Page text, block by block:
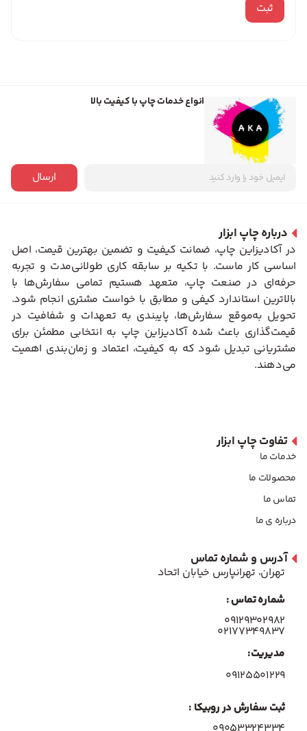
انواع خدمات چاپ با کیفیت بالا
ارسال
درباره چاپ ابزار
در آکادیزاین چاپ، ضمانت کیفیت و تضمین بهترین قیمت، اصل
اساسی کار ماست. با تکیه بر سابقه کاری طولانی‌مدت و تجربه
حرفه‌ای در صنعت چاپ، متعهد هستیم تمامی سفارش‌ها با
بالاترین استاندارد کیفی و مطابق با خواست مشتری انجام شود.
تحویل به‌موقع سفارش‌ها، پایبندی به تعهدات و شفافیت در
قیمت‌گذاری باعث شده آکادیزاین چاپ به انتخابی مطمئن برای
مشتریانی تبدیل شود که به کیفیت، اعتماد و زمان‌بندی اهمیت
می‌دهند.
تفاوت چاپ ابزار
خدمات ما
محصولات ما
تماس ما
درباره ی ما
آدرس و شماره تماس
تهران، تهرانپارس خیابان اتحاد
شماره تماس :
۰۹۱۲۹۳۰۲۹۸۲
۰۲۱۷۷۳۴۹۸۳۷
مدیریت:
۰۹۱۲۵۵۰۱۲۲۹
ثبت سفارش در روبیکا :